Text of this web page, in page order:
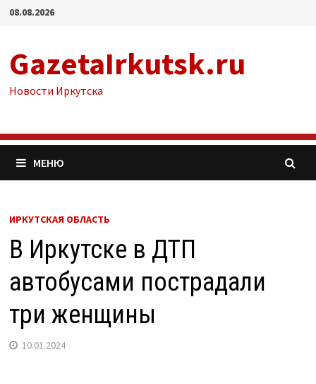
Перейти
08.08.2026
GazetaIrkutsk.ru
Новости Иркутска
МЕНЮ
ИРКУТСКАЯ ОБЛАСТЬ
В Иркутске в ДТП
автобусами пострадали
три женщины
10.01.2024